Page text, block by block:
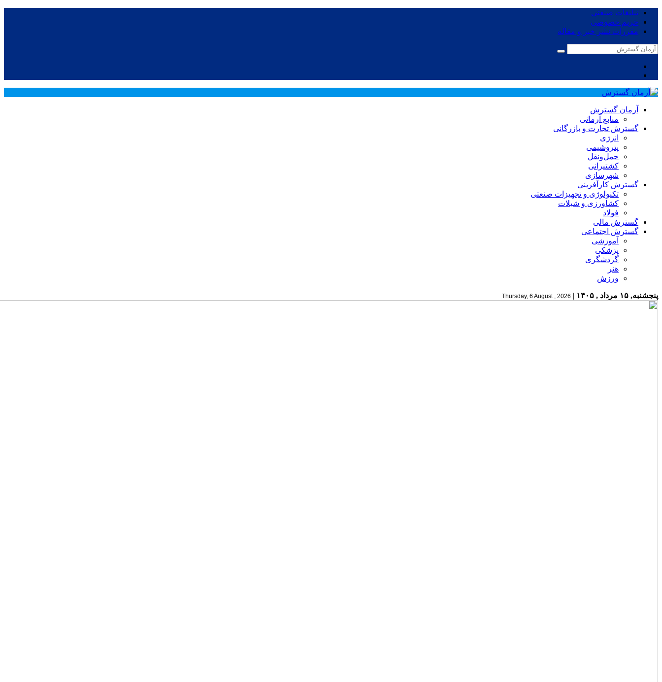
تبلیغات صنعتی
حریم خصوصی
مقررات نشر خبر و مقاله
آرمان گسترش
منابع آرمانی
گسترش تجارت و بازرگانی
انرژی
پتروشیمی
حمل‌و‌نقل
کشتیرانی
شهرسازی
گسترش کارآفرینی
تکنولوژی و تجهیزات صنعتی
کشاورزی و شیلات
فولاد
گسترش مالی
گسترش اجتماعی
آموزشی
پزشکی
گردشگری
هنر
ورزش
پنجشنبه, ۱۵ مرداد , ۱۴۰۵ |
Thursday, 6 August , 2026